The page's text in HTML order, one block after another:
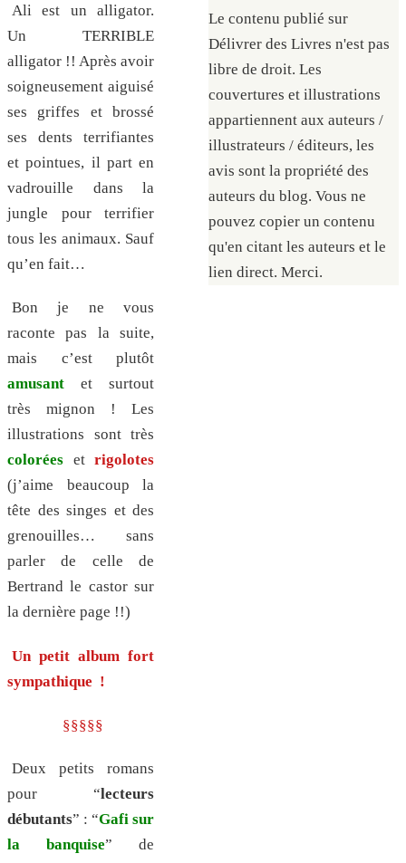
Ali est un alligator.
Un TERRIBLE
alligator !! Après avoir
soigneusement aiguisé
ses griffes et brossé
ses dents terrifiantes
et pointues, il part en
vadrouille dans la
jungle pour terrifier
tous les animaux. Sauf
qu’en fait…
Bon je ne vous
raconte pas la suite,
mais c’est plutôt
amusant et surtout
très mignon ! Les
illustrations sont très
colorées et rigolotes
(j’aime beaucoup la
tête des singes et des
grenouilles… sans
parler de celle de
Bertrand le castor sur
la dernière page !!)
Un petit album fort
sympathique !
§§§§§
Deux petits romans
pour “lecteurs
débutants” : “Gafi sur
la banquise” de
Le contenu publié sur
Délivrer des Livres n'est pas
libre de droit. Les
couvertures et illustrations
appartiennent aux auteurs /
illustrateurs / éditeurs, les
avis sont la propriété des
auteurs du blog. Vous ne
pouvez copier un contenu
qu'en citant les auteurs et le
lien direct. Merci.